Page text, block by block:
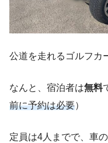
公道を走れるゴルフカ
なんと、宿泊者は無料
前に予約は必要）
定員は4人までで、車